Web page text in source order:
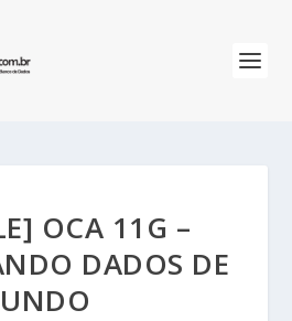
OCA 11G –
DADOS DE
UNDO